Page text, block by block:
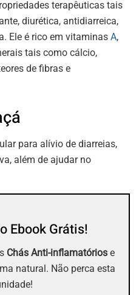
terapêuticas tais
diurética, antidiarreica,
Ele é rico em vitaminas A,
tais como cálcio,
de fibras e
para alívio de diarreias,
além de ajudar no
Ebook Grátis!
Chás Anti-inflamatórios e
natural. Não perca esta